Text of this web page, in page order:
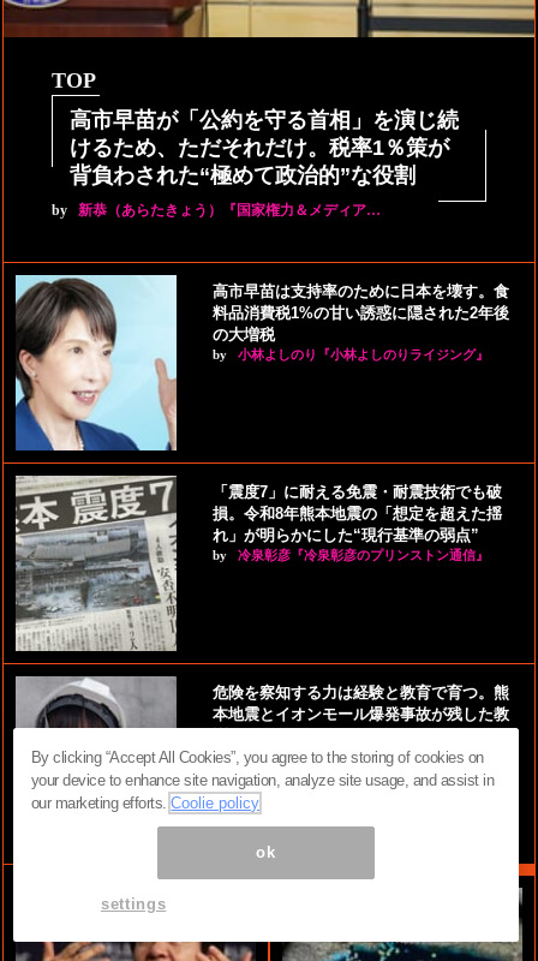
TOP
高市早苗が「公約を守る首相」を演じ続
けるため、ただそれだけ。税率1％策が
背負わされた“極めて政治的”な役割
by 新恭（あらたきょう）『国家権力＆メディア…
高市早苗は支持率のために日本を壊す。食
料品消費税1%の甘い誘惑に隠された2年後
の大増税
by 小林よしのり『小林よしのりライジング』
「震度7」に耐える免震・耐震技術でも破
損。令和8年熊本地震の「想定を超えた揺
れ」が明らかにした“現行基準の弱点”
by 冷泉彰彦『冷泉彰彦のプリンストン通信』
危険を察知する力は経験と教育で育つ。熊
本地震とイオンモール爆発事故が残した教
by
引地達也『ジャーナリスティックなやさし
い…
By clicking “Accept All Cookies”, you agree to the storing of cookies on
your device to enhance site navigation, analyze site usage, and assist in
our marketing efforts.Coolie policy
ok
settings